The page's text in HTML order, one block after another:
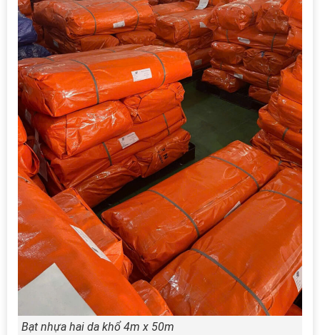
Bạt nhựa hai da khổ 4m x 50m